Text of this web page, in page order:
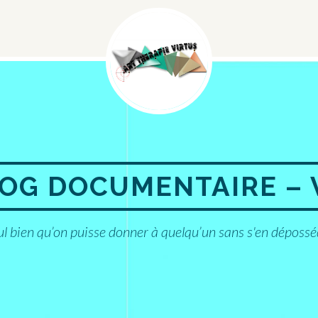
DOCUMENTAIRE –
bien qu’on puisse donner à quelqu’un sans s'en